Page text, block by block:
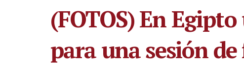
(FOTOS) En
para una sesión